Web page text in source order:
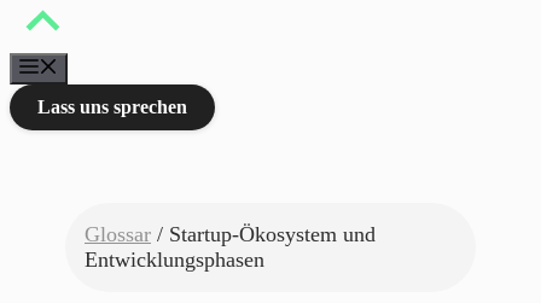
Zum
springen
Lass uns sprechen
Glossar / Startup-Ökosystem und
Entwicklungsphasen